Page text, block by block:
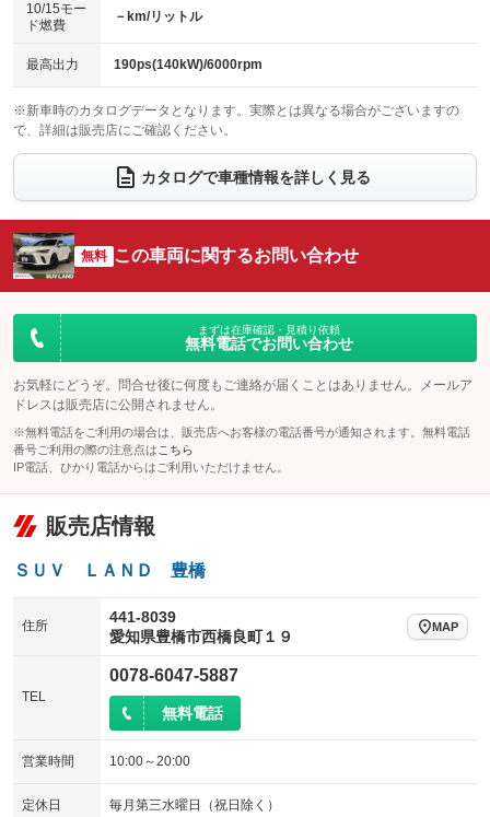
ベンチシート
：装備なし
チップアップシート
：装備なし
：装備なし ：装備あり
ウォークスルー
：装備なし
電動リアゲート フロントカメラ
：装備あり
：装備あり ：装備あり
サイドカメラ
：装備あり ルーフレール
：装備あり
：装備なし
：装備あり
10/15モー
ド燃費
－km/リットル
最高出力 190ps(140kW)/6000rpm
※新車時のカタログデータとなります。実際とは異なる場合がございますの
で、詳細は販売店にご確認ください。
カタログで車種情報を詳しく見る
無料 この車両に関するお問い合わせ
まずは在庫確認・見積り依頼
無料電話でお問い合わせ
お気軽にどうぞ。問合せ後に何度もご連絡が届くことはありません。メールア
ドレスは販売店に公開されません。
※無料電話をご利用の場合は、販売店へお客様の電話番号が通知されます。無料電話
番号ご利用の際の注意点は こちら
IP電話、ひかり電話からはご利用いただけません。
販売店情報
ＳＵＶ ＬＡＮＤ 豊橋
住所
441-8039
愛知県豊橋市西橋良町１９
MAP
TEL
0078-6047-5887
無料電話
営業時間 10:00～20:00
定休日 毎月第三水曜日（祝日除く）